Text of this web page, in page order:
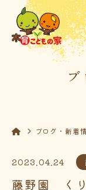
ブログ・新着
2023.04.24
藤野園 く